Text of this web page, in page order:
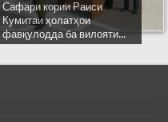
Сафари кории Раиси
Кумитаи ҳолатҳои
фавқулодда ба вилояти...